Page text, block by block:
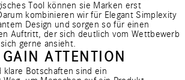
Tool können sie Marken erst
kombinieren wir für Elegant Simplexity
Design und sorgen so für einen
Auftritt, der sich deutlich vom Wettbewerb
gerne ansieht.
ATTENTION
klare Botschaften sind ein